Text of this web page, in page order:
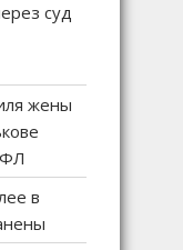
суд
жены
в